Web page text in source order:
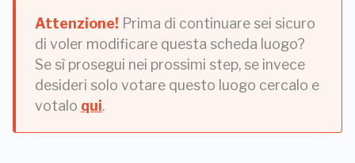
Attenzione! Prima di continuare sei sicuro
di voler modificare questa scheda luogo?
Se sì prosegui nei prossimi step, se invece
desideri solo votare questo luogo cercalo e
votalo qui.